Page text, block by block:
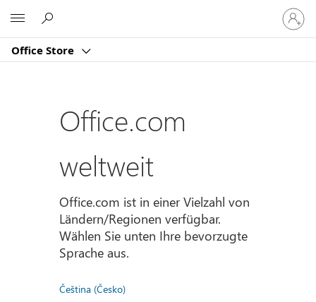
Office Store
Bei
Ihrem
Konto
Office.com
weltweit
Office.com ist in einer Vielzahl von
Ländern/Regionen verfügbar.
Wählen Sie unten Ihre bevorzugte
Sprache aus.
Čeština (Česko)